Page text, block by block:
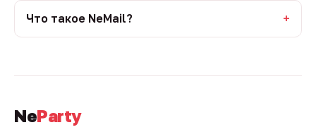
Что такое NeMail?
NeParty